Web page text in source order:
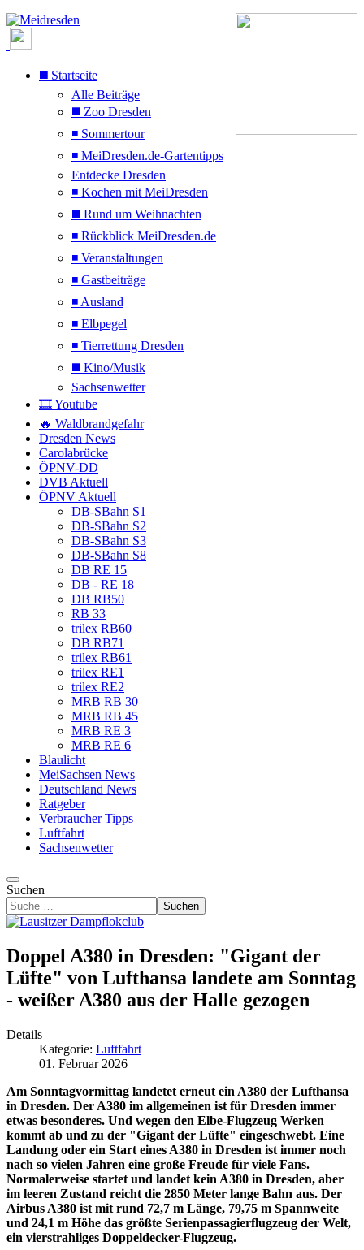
◼️ Startseite
Alle Beiträge
◼️ Zoo Dresden
◾ Sommertour
◾ MeiDresden.de-Gartentipps
Entdecke Dresden
◾ Kochen mit MeiDresden
◼️ Rund um Weihnachten
◾ Rückblick MeiDresden.de
◾ Veranstaltungen
◾ Gastbeiträge
◾ Ausland
◾ Elbpegel
◾ Tierrettung Dresden
◼️ Kino/Musik
Sachsenwetter
🎞️ Youtube
🔥 Waldbrandgefahr
Dresden News
Carolabrücke
ÖPNV-DD
DVB Aktuell
ÖPNV Aktuell
DB-SBahn S1
DB-SBahn S2
DB-SBahn S3
DB-SBahn S8
DB RE 15
DB - RE 18
DB RB50
RB 33
trilex RB60
DB RB71
trilex RB61
trilex RE1
trilex RE2
MRB RB 30
MRB RB 45
MRB RE 3
MRB RE 6
Blaulicht
MeiSachsen News
Deutschland News
Ratgeber
Verbraucher Tipps
Luftfahrt
Sachsenwetter
Suchen
Suchen
Doppel A380 in Dresden: "Gigant der
Lüfte" von Lufthansa landete am Sonntag
- weißer A380 aus der Halle gezogen
Details
Kategorie: Luftfahrt
01. Februar 2026
Am Sonntagvormittag landetet erneut ein A380 der Lufthansa
in Dresden. Der A380 im allgemeinen ist für Dresden immer
etwas besonderes. Und wegen den Elbe-Flugzeug Werken
kommt ab und zu der "Gigant der Lüfte" eingeschwebt. Eine
Landung oder ein Start eines A380 in Dresden ist immer noch
nach so vielen Jahren eine große Freude für viele Fans.
Normalerweise startet und landet kein A380 in Dresden, aber
im leeren Zustand reicht die 2850 Meter lange Bahn aus. Der
Airbus A380 ist mit rund 72,7 m Länge, 79,75 m Spannweite
und 24,1 m Höhe das größte Serienpassagierflugzeug der Welt,
ein vierstrahliges Doppeldecker-Flugzeug.